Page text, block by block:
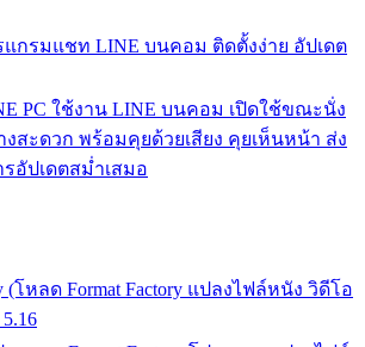
แกรมแชท LINE บนคอม ติดตั้งง่าย อัปเดต
PC ใช้งาน LINE บนคอม เปิดใช้ขณะนั่ง
สะดวก พร้อมคุยด้วยเสียง คุยเห็นหน้า ส่ง
อัปเดตสม่ำเสมอ
(โหลด Format Factory แปลงไฟล์หนัง วิดีโอ